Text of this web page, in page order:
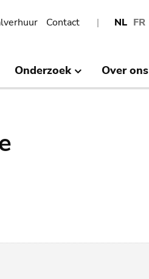
NL FR
Contact
Onderzoek Over ons